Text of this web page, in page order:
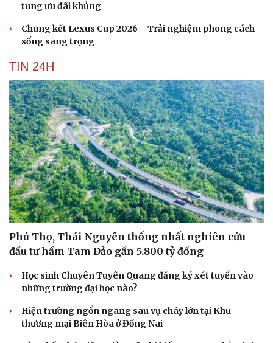
tung ưu đãi khủng
Chung kết Lexus Cup 2026 – Trải nghiệm phong cách
sống sang trọng
TIN 24H
Phú Thọ, Thái Nguyên thống nhất nghiên cứu
đầu tư hầm Tam Đảo gần 5.800 tỷ đồng
Học sinh Chuyên Tuyên Quang đăng ký xét tuyển vào
những trường đại học nào?
Hiện trường ngổn ngang sau vụ cháy lớn tại Khu
thương mại Biên Hòa ở Đồng Nai